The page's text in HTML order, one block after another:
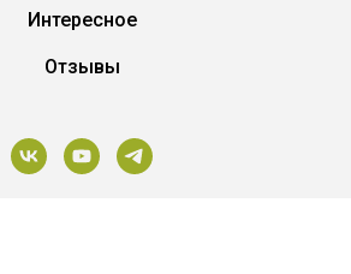
Интересное
Отзывы